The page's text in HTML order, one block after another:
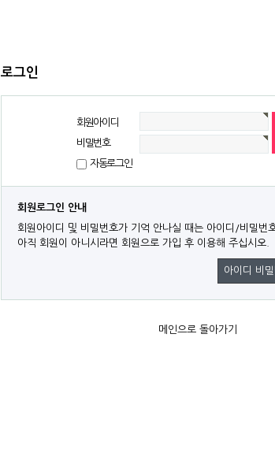
로그인
회원아이디
비밀번호
자동로그인
회원로그인 안내
회원아이디 및 비밀번호가 기억 안나실 때는 아이디/비밀번
아직 회원이 아니시라면 회원으로 가입 후 이용해 주십시오.
아이디 비밀
메인으로 돌아가기